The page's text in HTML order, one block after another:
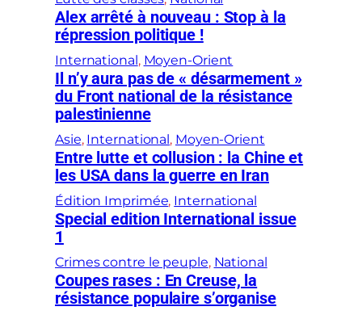
Alex arrêté à nouveau : Stop à la
répression politique !
International , Moyen-Orient
Il n’y aura pas de « désarmement »
du Front national de la résistance
palestinienne
Asie, International , Moyen-Orient
Entre lutte et collusion : la Chine et
les USA dans la guerre en Iran
Édition Imprimée, International
Special edition International issue
1
Crimes contre le peuple, National
Coupes rases : En Creuse, la
résistance populaire s’organise